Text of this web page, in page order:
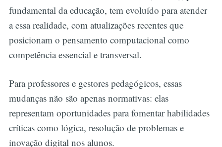
fundamental da educação, tem evoluído para atender
a essa realidade, com atualizações recentes que
posicionam o pensamento computacional como
competência essencial e transversal.
Para professores e gestores pedagógicos, essas
mudanças não são apenas normativas: elas
representam oportunidades para fomentar habilidades
críticas como lógica, resolução de problemas e
inovação digital nos alunos.